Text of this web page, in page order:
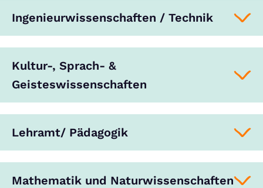
Ingenieurwissenschaften / Technik
Kultur-, Sprach- &
Geisteswissenschaften
Lehramt/ Pädagogik
Mathematik und Naturwissenschaften